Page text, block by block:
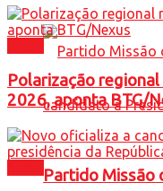
Partido Missão
Polarização
2026, aponta BTG/